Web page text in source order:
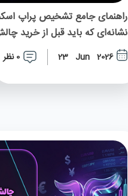
نشانه‌ای که باید قبل از خرید
23 Jun 2026 0 نظر